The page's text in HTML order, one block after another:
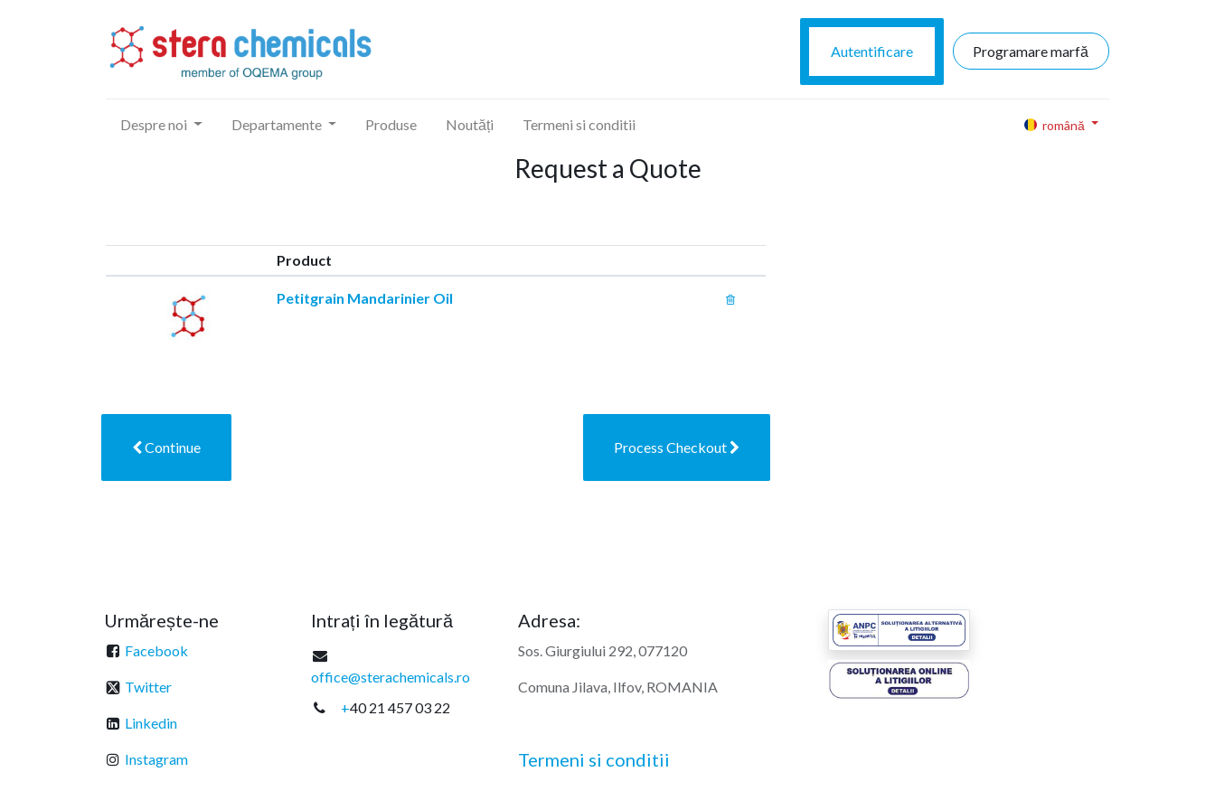
Autentificare Programare marfă
Despre noi Departamente Produse Noutăți Termeni si conditii română
Request a Quote
Product
Petitgrain Mandarinier Oil
Continue Process Checkout
Urmărește-ne
Facebook
Twitter
Linkedin
Instagram
Intrați în legătură
office@sterachemicals.ro
+40 21 457 03 22
Adresa:
Sos. Giurgiului 292, 077120
Comuna Jilava, Ilfov, ROMANIA
Termeni si conditii